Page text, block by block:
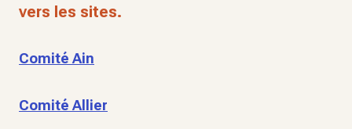
vers les sites.
Comité Ain
Comité Allier